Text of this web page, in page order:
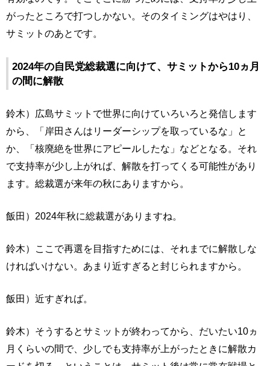
がったところで打つしかない。そのタイミングはやはり、
サミットのあとです。
2024年の自民党総裁選に向けて、サミットから10ヵ月
の間に解散
鈴木）広島サミットで世界に向けていろいろと発信します
から、「岸田さんはリーダーシップを取っているな」と
か、「核廃絶を世界にアピールしたな」などとなる。それ
で支持率が少し上がれば、解散を打ってくる可能性があり
ます。総裁選が来年の秋にありますから。
飯田）2024年秋に総裁選がありますね。
鈴木）ここで再選を目指すためには、それまでに解散しな
ければいけない。あまり近すぎると封じられますから。
飯田）近すぎれば。
鈴木）そうするとサミットが終わってから、だいたい10ヵ
月くらいの間で、少しでも支持率が上がったときに解散カ